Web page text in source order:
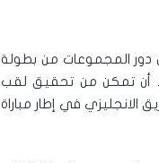
الدور الثاني من دور المجموعات من بطولة
أن تمكن من تحقيق لقب
الانجليزي في إطار مباراة